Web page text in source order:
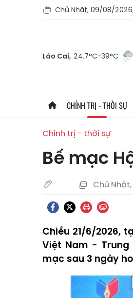
Chủ Nhật, 09/08/2026,
Lào Cai, 24.7°C-39°C
CHÍNH TRỊ - THỜI SỰ
Chính trị - thời sự
Bế mạc
Chủ
Chiều 21/6/2026,
Việt Nam -
mạc sau 3 ngày